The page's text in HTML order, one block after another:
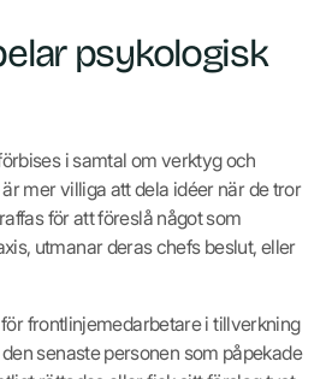
psykologisk
i samtal om verktyg och
mer villiga att dela idéer när de tror
för att föreslå något som
utmanar deras chefs beslut, eller
frontlinjemedarbetare i tillverkning
senaste personen som påpekade